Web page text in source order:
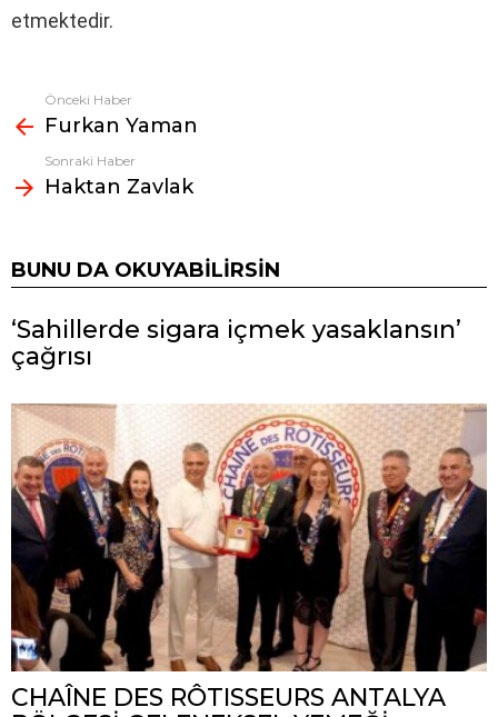
etmektedir.
Fazlasına
bak
Önceki Haber
Furkan Yaman
Sonraki Haber
Haktan Zavlak
BUNU DA OKUYABILIRSIN
‘Sahillerde sigara içmek yasaklansın’
çağrısı
CHAÎNE DES RÔTISSEURS ANTALYA